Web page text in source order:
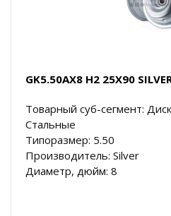
GK5.50AX8 H2 25X90
Товарный суб-сегмент:
Стальные
Типоразмер: 5.50
Производитель: Silver
Диаметр, дюйм: 8